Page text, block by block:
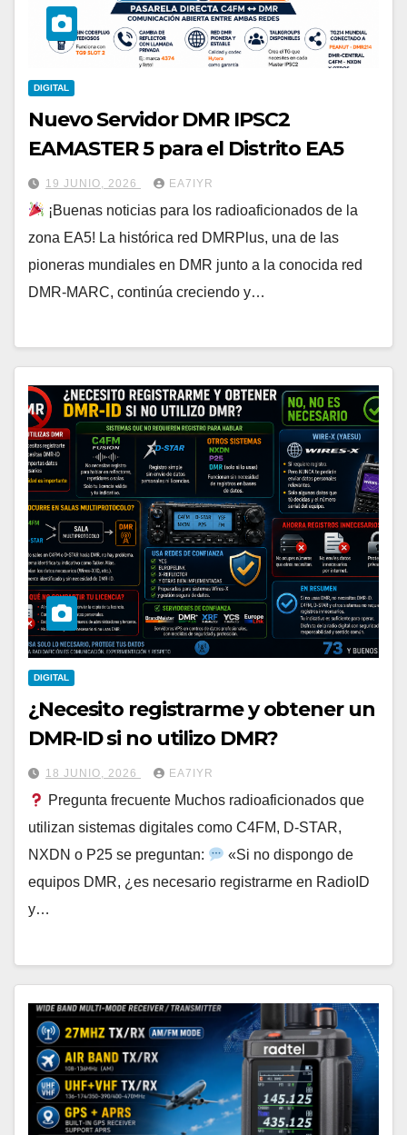
DIGITAL
Nuevo Servidor DMR IPSC2
EAMASTER 5 para el Distrito EA5
19 JUNIO, 2026 EA7IYR
¡Buenas noticias para los radioaficionados de la
zona EA5! La histórica red DMRPlus, una de las
pioneras mundiales en DMR junto a la conocida red
DMR-MARC, continúa creciendo y…
DIGITAL
¿Necesito registrarme y obtener un
DMR-ID si no utilizo DMR?
18 JUNIO, 2026 EA7IYR
Pregunta frecuente Muchos radioaficionados que
utilizan sistemas digitales como C4FM, D-STAR,
NXDN o P25 se preguntan:
«Si no dispongo de
equipos DMR, ¿es necesario registrarme en RadioID
y…